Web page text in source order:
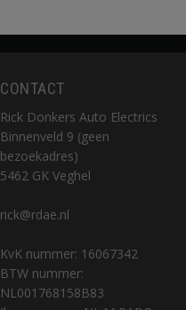
CONTACT
Rick Donkers Auto Electrics
Binnenveld 9 (geen
bezoekadres)
5462 GK Veghel
rick@rdae.nl
KvK nummer: 16067342
BTW nummer:
NL001768158B83